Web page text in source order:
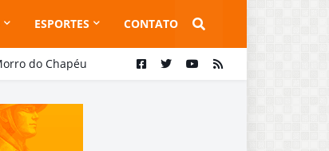
ESPORTES CONTATO
do Chapéu